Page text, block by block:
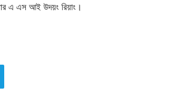
এ এস আই উদয়ং রিয়াং।